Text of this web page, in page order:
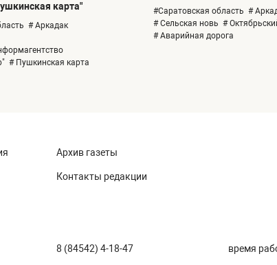
карта"
# Аркадак
# Пушкинская карта
#Саратовская область #
# Сельская новь #
# Аварийная дорога
Архив газеты
Контакты редакции
8 (84542) 4-18-47 время